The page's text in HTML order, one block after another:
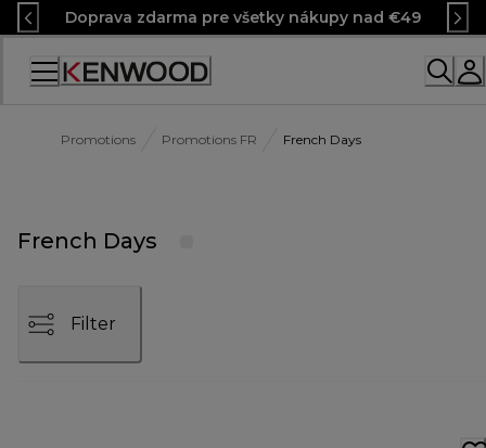
Skip
to
Content
Doprava zdarma pre všetky nákupy nad €49
Promotions Promotions FR French Days
French Days
Filter